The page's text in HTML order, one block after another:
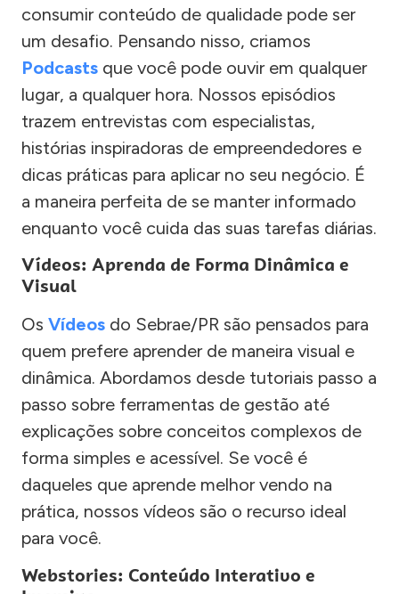
consumir conteúdo de qualidade pode ser
um desafio. Pensando nisso, criamos
Podcasts que você pode ouvir em qualquer
lugar, a qualquer hora. Nossos episódios
trazem entrevistas com especialistas,
histórias inspiradoras de empreendedores e
dicas práticas para aplicar no seu negócio. É
a maneira perfeita de se manter informado
enquanto você cuida das suas tarefas diárias.
Vídeos: Aprenda de Forma Dinâmica e
Visual
Os Vídeos do Sebrae/PR são pensados para
quem prefere aprender de maneira visual e
dinâmica. Abordamos desde tutoriais passo a
passo sobre ferramentas de gestão até
explicações sobre conceitos complexos de
forma simples e acessível. Se você é
daqueles que aprende melhor vendo na
prática, nossos vídeos são o recurso ideal
para você.
Webstories: Conteúdo Interativo e